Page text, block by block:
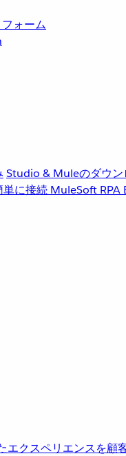
ォーム
Studio & Muleのダウン
単に接続 MuleSoft RPA
エクスペリエンスを顧